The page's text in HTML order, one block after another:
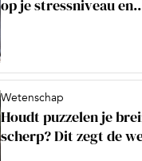
op je stressniveau
Wetenschap
Houdt puzzelen je
scherp? Dit zegt de